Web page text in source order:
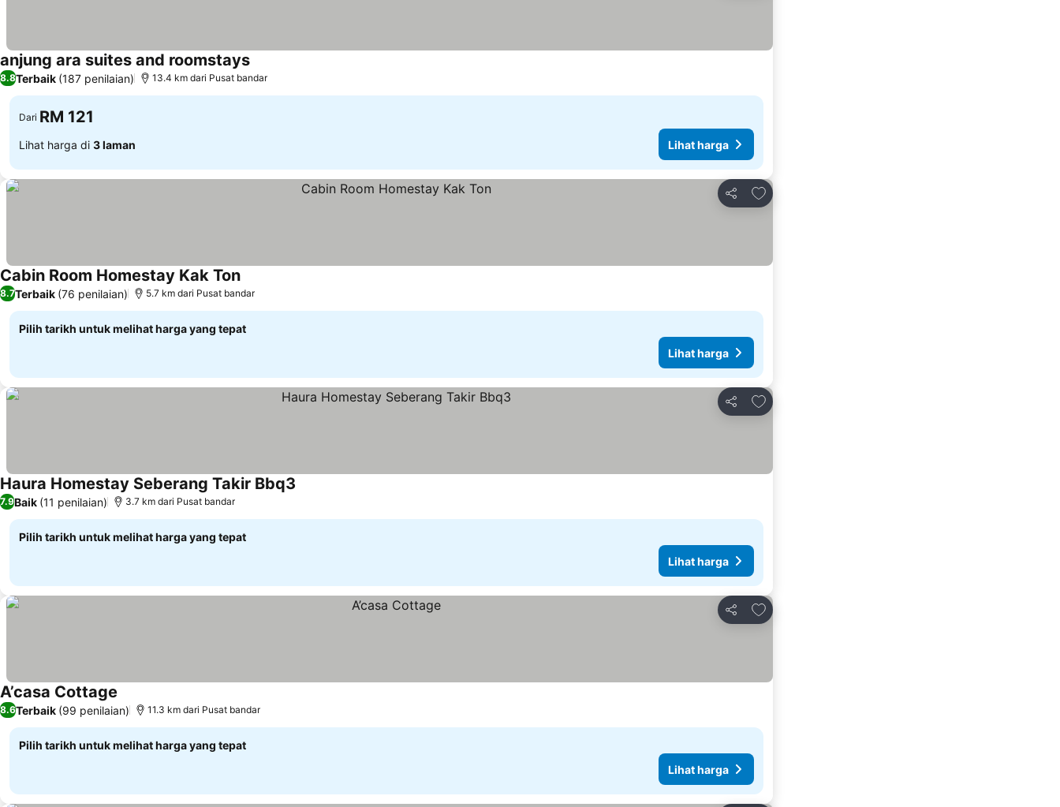
anjung ara suites and roomstaysLihat harga
8.8Terbaik (187 penilaian) 13.4 km dari Pusat bandar
Dari RM 121
Lihat harga di 3 laman Lihat harga
Kongsi
Tambah ke favorit
Cabin Room Homestay Kak TonLihat harga
8.7Terbaik (76 penilaian) 5.7 km dari Pusat bandar
Pilih tarikh untuk melihat harga yang tepat
Lihat harga
Kongsi
Tambah ke favorit
Haura Homestay Seberang Takir Bbq3
7.9Baik (11 penilaian) 3.7 km dari Pusat bandar
Pilih tarikh untuk melihat harga yang tepat
Lihat harga
Kongsi
Tambah ke favorit
A’casa Cottage Lihat harga
8.6Terbaik (99 penilaian) 11.3 km dari Pusat bandar
Pilih tarikh untuk melihat harga yang tepat
Lihat harga